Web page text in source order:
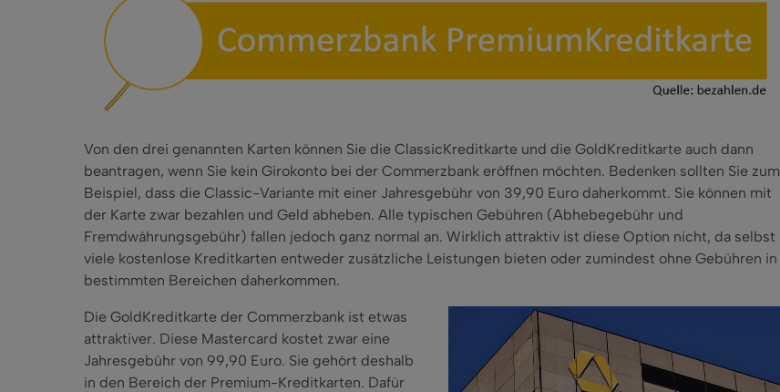
Von den drei genannten Karten können Sie die ClassicKreditkarte und die GoldKreditkarte auch dann
beantragen, wenn Sie kein Girokonto bei der Commerzbank eröffnen möchten. Bedenken sollten Sie zum
Beispiel, dass die Classic-Variante mit einer Jahresgebühr von 39,90 Euro daherkommt. Sie können mit
der Karte zwar bezahlen und Geld abheben. Alle typischen Gebühren (Abhebegebühr und
Fremdwährungsgebühr) fallen jedoch ganz normal an. Wirklich attraktiv ist diese Option nicht, da selbst
viele kostenlose Kreditkarten entweder zusätzliche Leistungen bieten oder zumindest ohne Gebühren in
bestimmten Bereichen daherkommen.
Die GoldKreditkarte der Commerzbank ist etwas
attraktiver. Diese Mastercard kostet zwar eine
Jahresgebühr von 99,90 Euro. Sie gehört deshalb
in den Bereich der Premium-Kreditkarten. Dafür